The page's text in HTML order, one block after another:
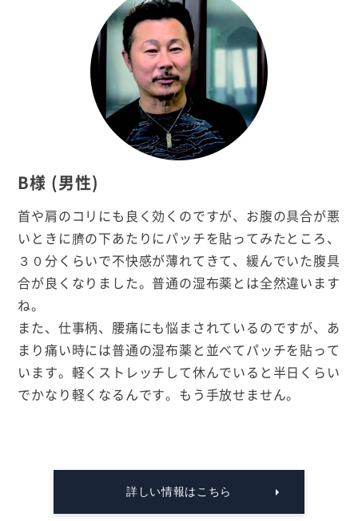
B様 (男性)
首や肩のコリにも良く効くのですが、お腹の具合が悪
いときに臍の下あたりにパッチを貼ってみたところ、
３０分くらいで不快感が薄れてきて、緩んでいた腹具
合が良くなりました。普通の湿布薬とは全然違います
ね。
また、仕事柄、腰痛にも悩まされているのですが、あ
まり痛い時には普通の湿布薬と並べてパッチを貼って
います。軽くストレッチして休んでいると半日くらい
でかなり軽くなるんです。もう手放せません。
詳しい情報はこちら